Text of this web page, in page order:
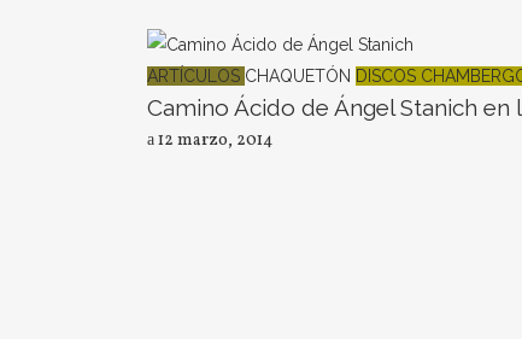
ARTÍCULOS CHAQUETÓN DISCOS
Camino Ácido de Ángel Stanich en
12 marzo, 2014